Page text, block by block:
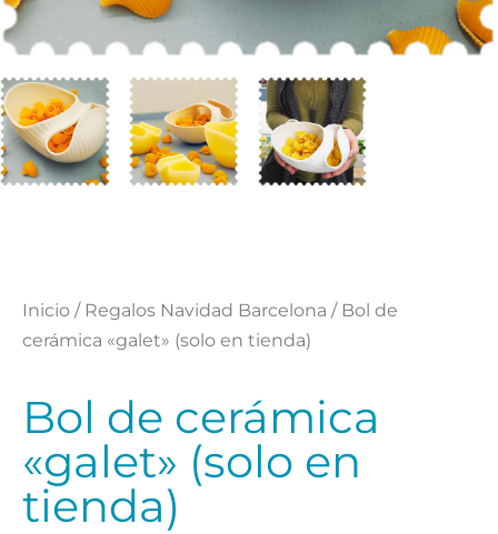
Inicio / Regalos Navidad Barcelona / Bol de
cerámica «galet» (solo en tienda)
Bol de cerámica
«galet» (solo en
tienda)